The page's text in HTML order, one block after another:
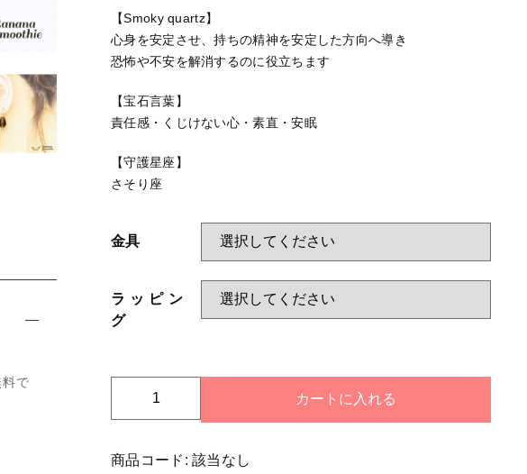
で
【Smoky quartz】
心身を安定させ、持ちの精神を安定した方向へ導き
恐怖や不安を解消するのに役立ちます
【宝石言葉】
責任感・くじけない心・素直・安眠
【守護星座】
さそり座
金具
ラッピン
グ
粒
シ
カートに入れる
商品コード:該当なし
カートを確認する
-Color Type-
お知らせ
ご利用ガイド